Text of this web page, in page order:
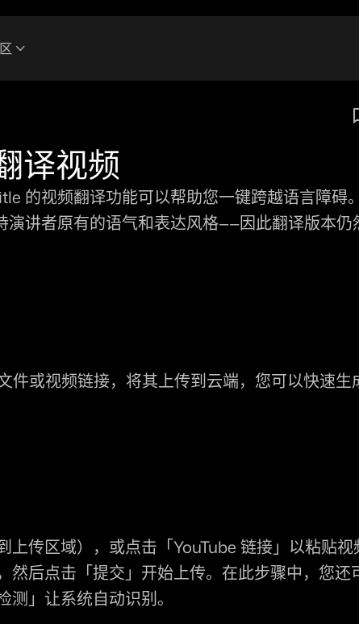
译视频
的视频翻译功能可以帮助您一键跨越语言障碍
讲者原有的语气和表达风格——因此翻译版本仍
或视频链接，将其上传到云端，您可以快速生
上传区域），或点击 「YouTube 链接」 以粘贴视
然后点击 「提交」 开始上传。在此步骤中，您还
测」 让系统自动识别。